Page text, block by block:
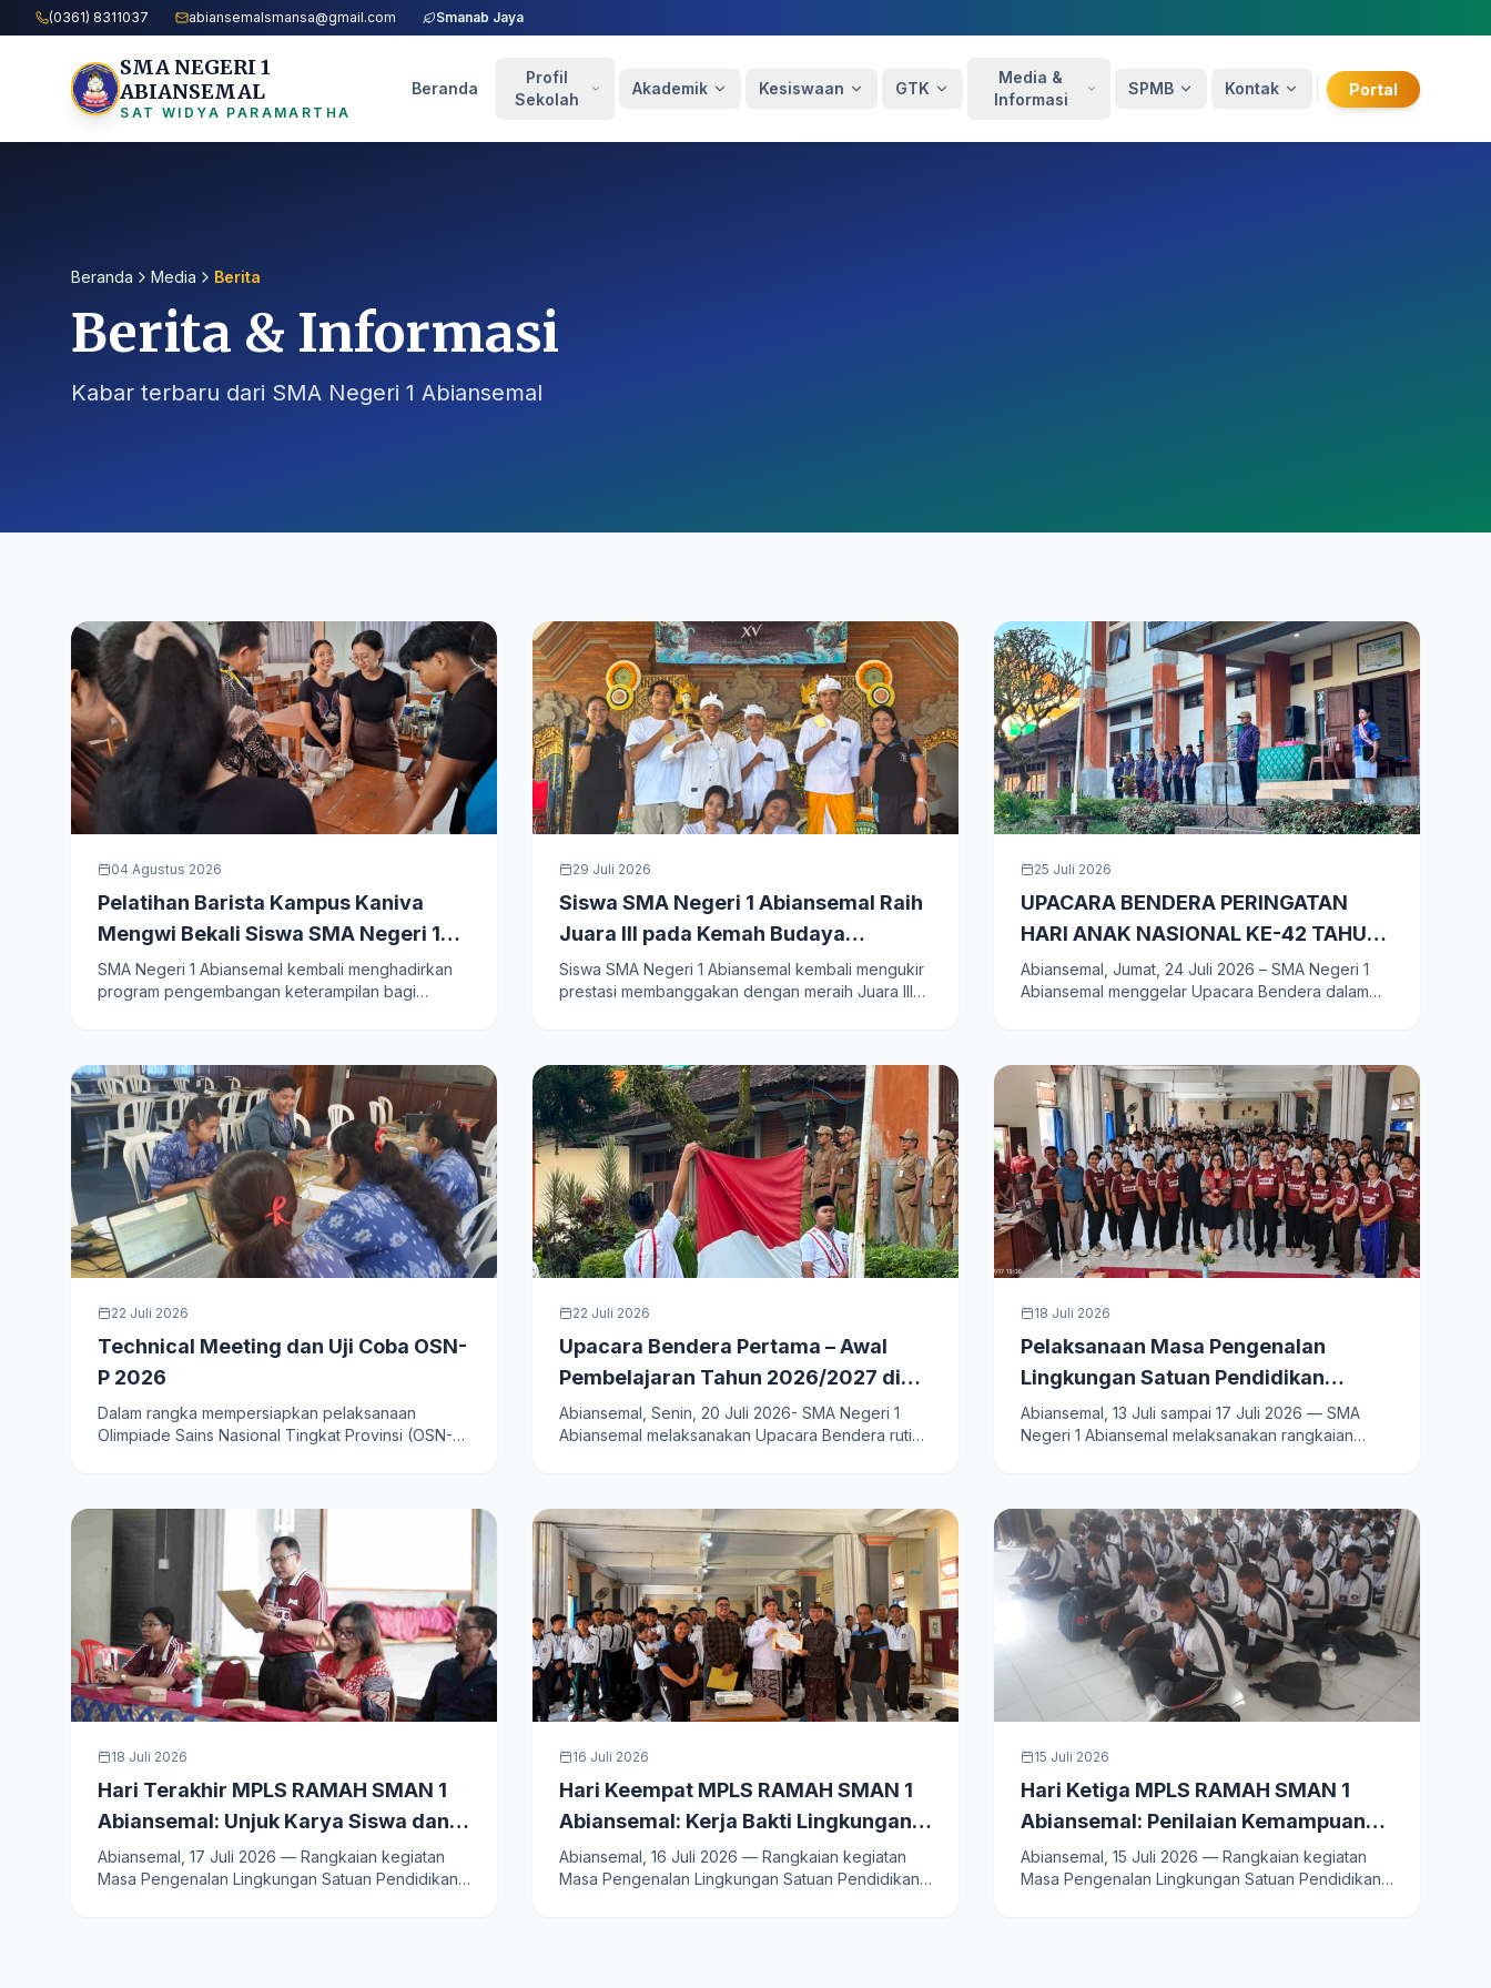
(0361) 8311037 abiansemalsmansa@gmail.com Smanab Jaya
SMA NEGERI 1
ABIANSEMAL
SAT WIDYA PARAMARTHA
Beranda
Profil
Sekolah
Akademik Kesiswaan GTK
Media &
Informasi
SPMB Kontak Portal
Beranda Media Berita
Berita & Informasi
Kabar terbaru dari SMA Negeri 1 Abiansemal
04 Agustus 2026
Pelatihan Barista Kampus Kaniva
Mengwi Bekali Siswa SMA Negeri 1
Abiansemal dengan Kompetensi
Industri Kopi
SMA Negeri 1 Abiansemal kembali menghadirkan
program pengembangan keterampilan bagi
29 Juli 2026
Siswa SMA Negeri 1 Abiansemal Raih
Juara III pada Kemah Budaya
Kabupaten Badung
Siswa SMA Negeri 1 Abiansemal kembali mengukir
prestasi membanggakan dengan meraih Juara III
25 Juli 2026
UPACARA BENDERA PERINGATAN
HARI ANAK NASIONAL KE-42 TAHUN
2026_ 23 Juli 2026
Abiansemal, Jumat, 24 Juli 2026 – SMA Negeri 1
Abiansemal menggelar Upacara Bendera dalam
22 Juli 2026
Technical Meeting dan Uji Coba OSN-
P 2026
Dalam rangka mempersiapkan pelaksanaan
Olimpiade Sains Nasional Tingkat Provinsi (OSN-P)
22 Juli 2026
Upacara Bendera Pertama – Awal
Pembelajaran Tahun 2026/2027 di
SMA Negeri 1 Abiansemal
Abiansemal, Senin, 20 Juli 2026- SMA Negeri 1
Abiansemal melaksanakan Upacara Bendera rutin
18 Juli 2026
Pelaksanaan Masa Pengenalan
Lingkungan Satuan Pendidikan
Ramah (MPLS RAMAH) di SMA Negeri
1 Abiansemal Tahun Pelajaran
Abiansemal, 13 Juli sampai 17 Juli 2026 — SMA
Negeri 1 Abiansemal melaksanakan rangkaian
18 Juli 2026
Hari Terakhir MPLS RAMAH SMAN 1
Abiansemal: Unjuk Karya Siswa dan
Penutupan Resmi Rangkaian Kegiatan
Abiansemal, 17 Juli 2026 — Rangkaian kegiatan
Masa Pengenalan Lingkungan Satuan Pendidikan
16 Juli 2026
Hari Keempat MPLS RAMAH SMAN 1
Abiansemal: Kerja Bakti Lingkungan,
Pengenalan Kurikulum, serta
Sosialisasi KPU dan Bahaya NAPZA
Abiansemal, 16 Juli 2026 — Rangkaian kegiatan
Masa Pengenalan Lingkungan Satuan Pendidikan
15 Juli 2026
Hari Ketiga MPLS RAMAH SMAN 1
Abiansemal: Penilaian Kemampuan
Siswa, Simulasi Gempa Bumi, hingga
Pengukuran Seragam
Abiansemal, 15 Juli 2026 — Rangkaian kegiatan
Masa Pengenalan Lingkungan Satuan Pendidikan